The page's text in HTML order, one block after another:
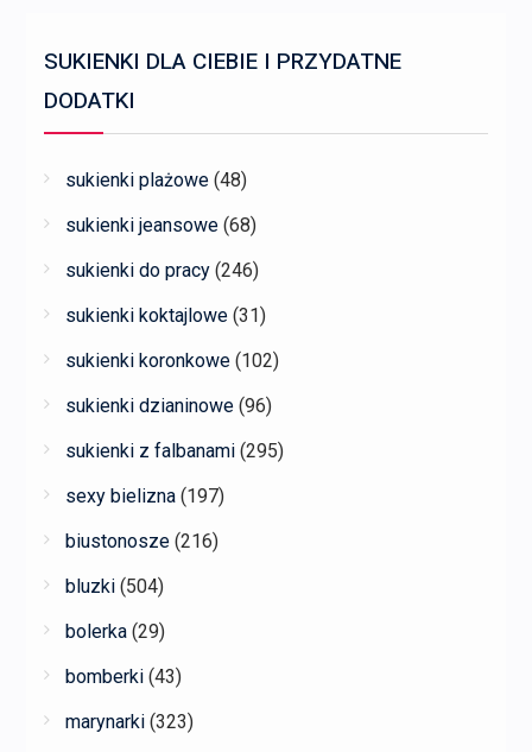
SUKIENKI DLA CIEBIE I PRZYDATNE
DODATKI
sukienki plażowe (48)
sukienki jeansowe (68)
sukienki do pracy (246)
sukienki koktajlowe (31)
sukienki koronkowe (102)
sukienki dzianinowe (96)
sukienki z falbanami (295)
sexy bielizna (197)
biustonosze (216)
bluzki (504)
bolerka (29)
bomberki (43)
marynarki (323)